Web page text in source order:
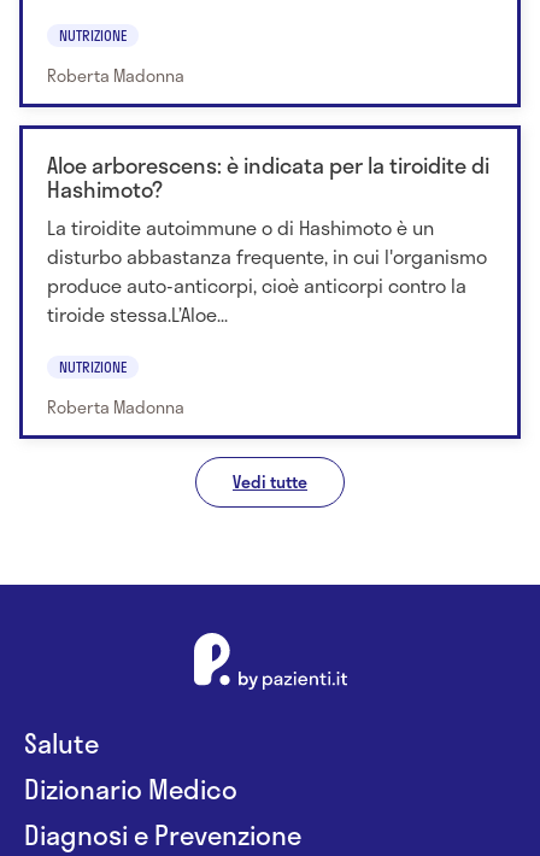
NUTRIZIONE
Roberta Madonna
Aloe arborescens: è indicata per la tiroidite di
Hashimoto?
La tiroidite autoimmune o di Hashimoto è un
disturbo abbastanza frequente, in cui l'organismo
produce auto-anticorpi, cioè anticorpi contro la
tiroide stessa.L’Aloe...
NUTRIZIONE
Roberta Madonna
Vedi tutte
Salute
Dizionario Medico
Diagnosi e Prevenzione